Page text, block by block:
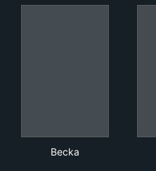
Becka